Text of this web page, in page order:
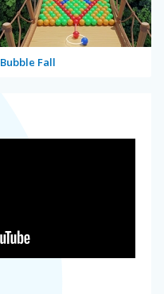
Bubble Fall